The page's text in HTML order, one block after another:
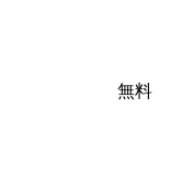
無料